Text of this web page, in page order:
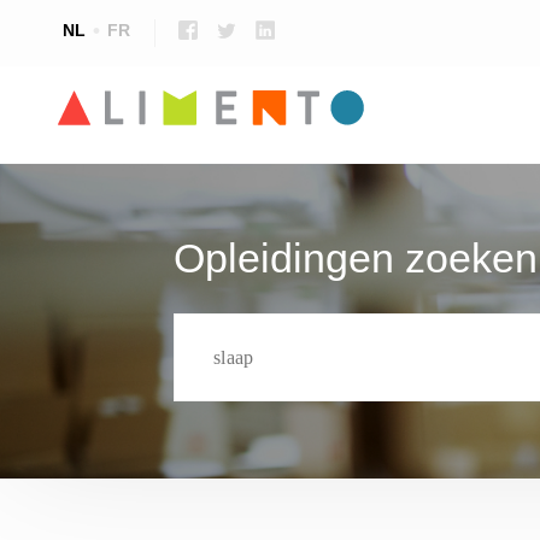
NL FR
Opleidingen zoeken
Voedingsspecifieke opleidingen
Talen
Voedingstechnologie
Opleidingen voor leerkrachten
Techniek, onderhoud en productie